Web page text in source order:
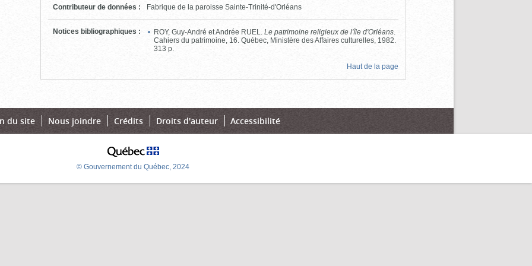
pour
ouvrir)
Contributeur de données : Fabrique de la paroisse Sainte-Trinité-d'Orléans
Notices bibliographiques : ROY, Guy-André et Andrée RUEL.Le patrimoine religieux de l'île d'Orléans.
Cahiers du patrimoine, 16. Québec, Ministère des Affaires culturelles, 1982.
313 p.
Haut de la page
du site Nous joindre Crédits Droits d'auteur Accessibilité
© Gouvernement du Québec, 2024